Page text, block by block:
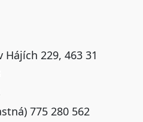
Hájích 229, 463 31
775 280 562